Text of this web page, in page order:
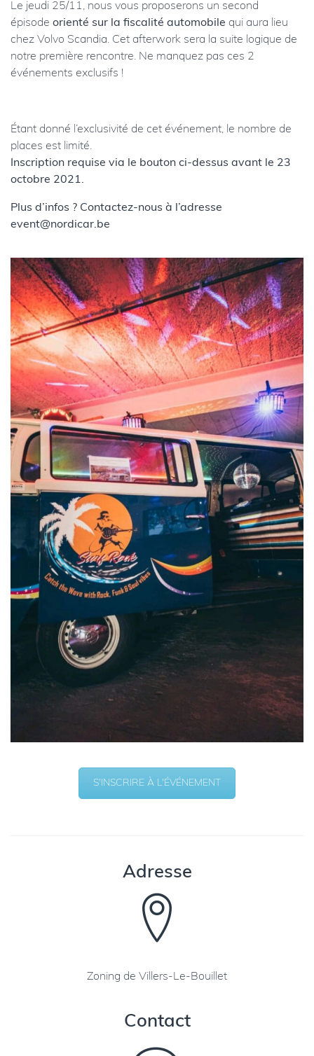
Le jeudi 25/11, nous vous proposerons un second
épisode orienté sur la fiscalité automobile qui aura lieu
chez Volvo Scandia. Cet afterwork sera la suite logique de
notre première rencontre. Ne manquez pas ces 2
événements exclusifs !
Étant donné l’exclusivité de cet événement, le nombre de
places est limité.
Inscription requise via le bouton ci-dessus avant le 23
octobre 2021.
Plus d’infos ? Contactez-nous à l’adresse
event@nordicar.be
S'INSCRIRE À L'ÉVÉNEMENT
Adresse
Zoning de Villers-Le-Bouillet
Contact